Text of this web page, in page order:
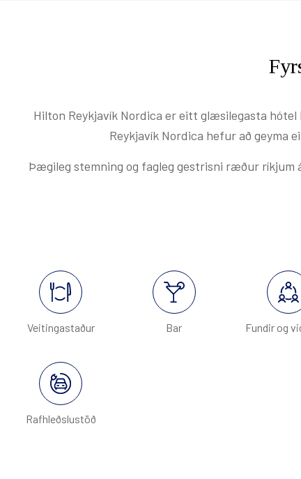
Canopy Reykjavík City Centre
Alda Hótel Reykjavík
Iceland Parliament Hotel
Alþjóðlegar tengingar
Samstarf við UN Women á Íslandi
Persónuverndarstefna
Hilton Reykjavík Nordica er eitt glæsilegasta
Reykjavík Nordica hefur að geyma
Þægileg stemning og fagleg gestrisni ræður ríkjum
Veitingastaður Bar Fundir og
Rafhleðslustöð